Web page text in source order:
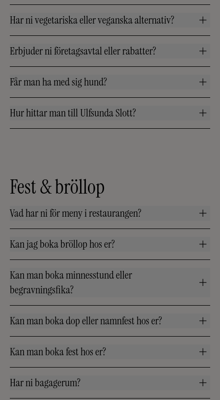
Har ni vegetariska eller veganska alternativ?
Erbjuder ni företagsavtal eller rabatter?
Får man ha med sig hund?
Hur hittar man till Ulfsunda Slott?
Fest & bröllop
Vad har ni för meny i restaurangen?
Kan jag boka bröllop hos er?
Kan man boka minnesstund eller
begravningsfika?
Kan man boka dop eller namnfest hos er?
Kan man boka fest hos er?
Har ni bagagerum?